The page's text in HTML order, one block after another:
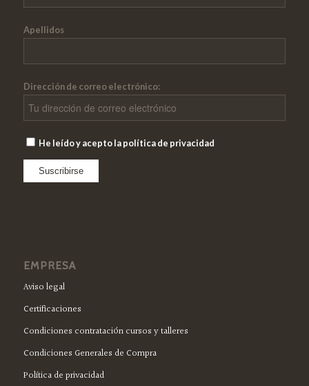
Apellidos
Dirección de correo electrónico:
He leído y acepto la política de privacidad
EMPRESA
Aviso legal
Certificaciones
Condiciones contratación cursos y talleres
Condiciones Generales de Compra
Política de privacidad